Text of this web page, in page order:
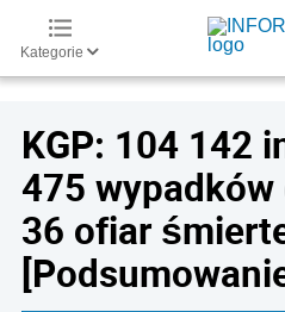
Kategorie
KGP: 104 142
475
36 ofiar